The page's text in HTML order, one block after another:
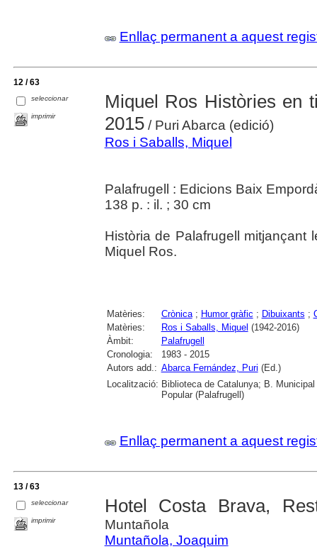
Enllaç permanent a aquest
12 / 63
seleccionar
imprimir
Miquel Ros Històries en
2015/ Puri Abarca (edició)
Ros i Saballs, Miquel
Palafrugell : Edicions Baix
138 p. : il. ; 30 cm
Història de Palafrugell mitjançant
Miquel Ros.
Matèries: Crònica; Humor gràfic ; Dibuixants ;
Matèries:
Ros i Saballs, Miquel (1942-2016)
Àmbit:
Palafrugell
Cronologia:
1983 - 2015
Autors add.: Abarca Fernández, Puri (Ed.)
Localització: Biblioteca de Catalunya; B.
Popular (Palafrugell)
Enllaç permanent a aquest
13 / 63
seleccionar
imprimir
Hotel Costa Brava,
Muntañola
Muntañola, Joaquim